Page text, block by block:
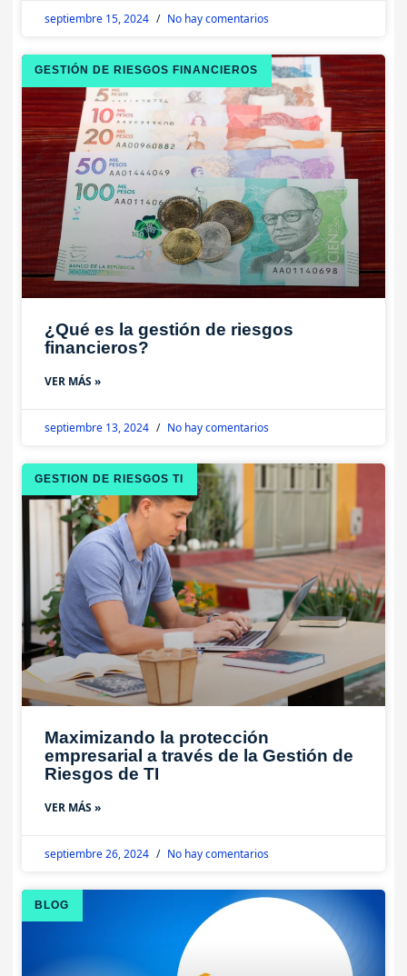
septiembre 15, 2024 No hay comentarios
GESTIÓN DE RIESGOS FINANCIEROS
¿Qué es la gestión de riesgos
financieros?
VER MÁS »
septiembre 13, 2024 No hay comentarios
GESTION DE RIESGOS TI
Maximizando la protección
empresarial a través de la Gestión de
Riesgos de TI
VER MÁS »
septiembre 26, 2024 No hay comentarios
BLOG